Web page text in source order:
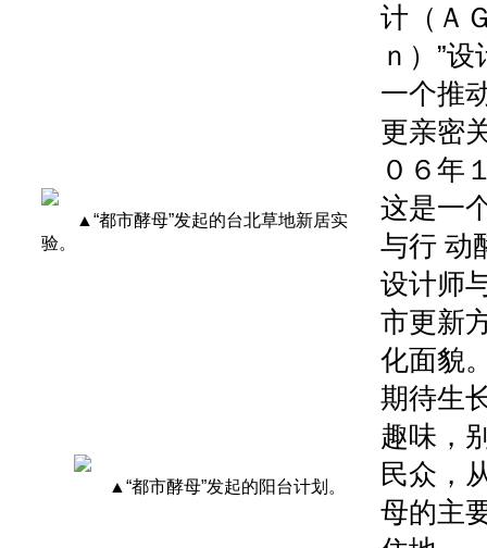
▲“都市酵母”发起的台北草地新居实
验。
▲“都市酵母”发起的阳台计划。
计（Ａ
ｎ）”
一个推
更亲密
０６年
这是一
与行 动
设计师
市更新
化面貌
期待生
趣味，
民众，
母的主